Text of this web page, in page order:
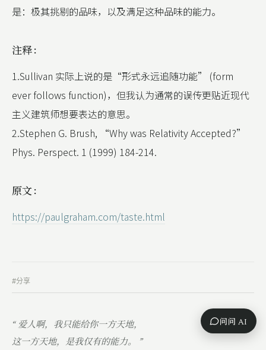
是：极其挑剔的品味，以及满足这种品味的能力。
注释：
1.Sullivan 实际上说的是“形式永远追随功能” (form
ever follows function)，但我认为通常的误传更贴近现代
主义建筑师想要表达的意思。
2.Stephen G. Brush, “Why was Relativity Accepted?”
Phys. Perspect. 1 (1999) 184-214.
原文：
https://paulgraham.com/taste.html
#分享
“ 爱人啊，我只能给你一方天地，
这一方天地，是我仅有的能力。 ”
问问 AI